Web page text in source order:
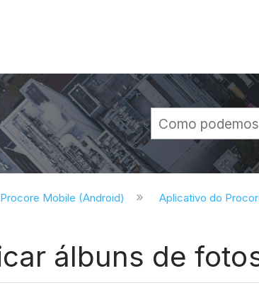
recolher hierarquia global
Procore Mobile (Android) Aplicativo do
álbuns de